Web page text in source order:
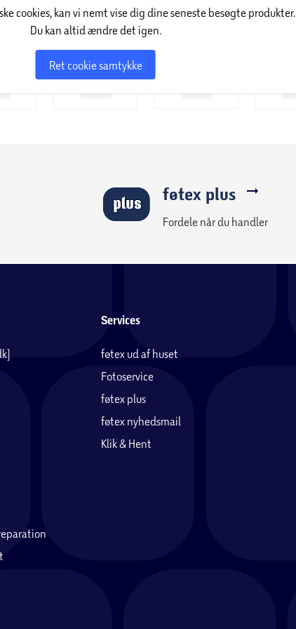
cookies, kan vi nemt vise dig dine seneste besøgte produkter.
Du kan altid ændre det igen.
Ret cookie samtykke
føtex plus
Fordele når du handler
Services
føtex ud af huset
Fotoservice
føtex plus
føtex nyhedsmail
Klik & Hent